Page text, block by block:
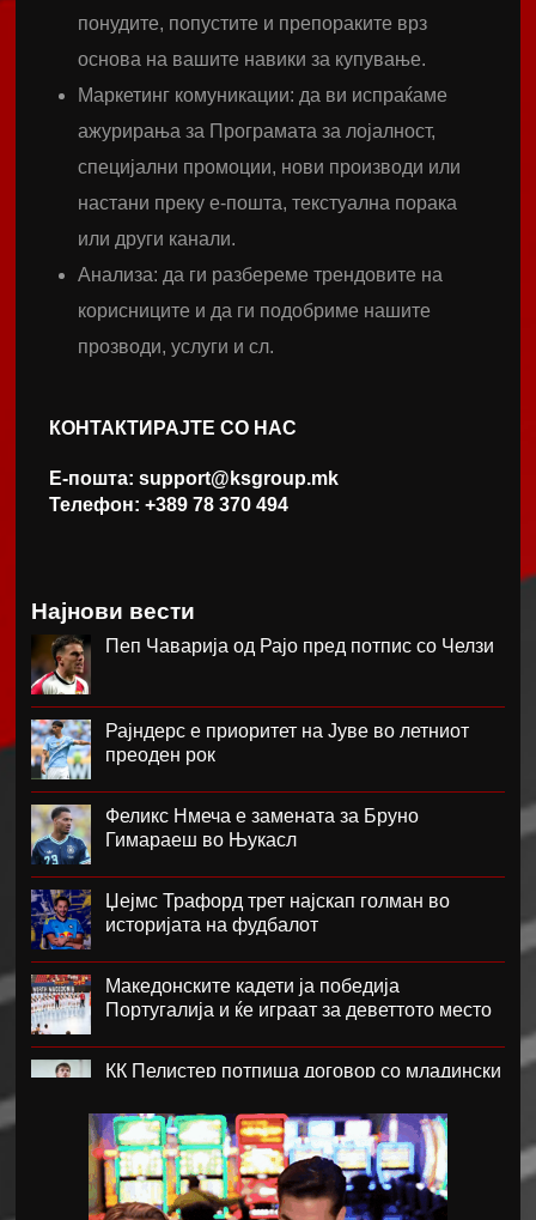
понудите, попустите и препораките врз
основа на вашите навики за купување.
Маркетинг комуникации: да ви испраќаме
ажурирања за Програмата за лојалност,
специјални промоции, нови производи или
настани преку е-пошта, текстуална порака
или други канали.
Анализа: да ги разбереме трендовите на
корисниците и да ги подобриме нашите
прозводи, услуги и сл.
КОНТАКТИРАЈТЕ СО НАС
Е-пошта: support@ksgroup.mk
Телефон: +389 78 370 494
Најнови вести
Пеп Чаварија од Рајо пред потпис со Челзи
Рајндерс е приоритет на Јуве во летниот
преоден рок
Феликс Нмеча е замената за Бруно
Гимараеш во Њукасл
Џејмс Трафорд трет најскап голман во
историјата на фудбалот
Македонските кадети ја победија
Португалија и ќе играат за деветтото место
КК Пелистер потпиша договор со младински
Магнес Аклиуш официјално претставен во
Париз